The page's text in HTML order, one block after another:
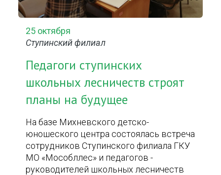
25 октября
Ступинский филиал
Педагоги ступинских
школьных лесничеств строят
планы на будущее
На базе Михневского детско-
юношеского центра состоялась встреча
сотрудников Ступинского филиала ГКУ
МО «Мособллес» и педагогов -
руководителей школьных лесничеств